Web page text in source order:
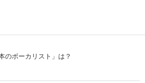
のボーカリスト」は？